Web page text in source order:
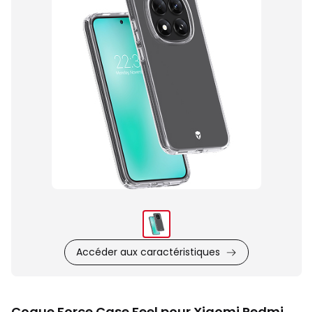
du
produit
Accéder aux caractéristiques